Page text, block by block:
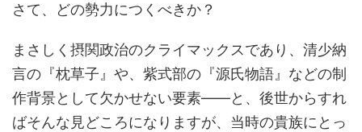
さて、どの勢力につくべきか？
まさしく摂関政治のクライマックスであり、清少納
言の『枕草子』や、紫式部の『源氏物語』などの制
作背景として欠かせない要素――と、後世からすれ
ばそんな見どころになりますが、当時の貴族にとっ